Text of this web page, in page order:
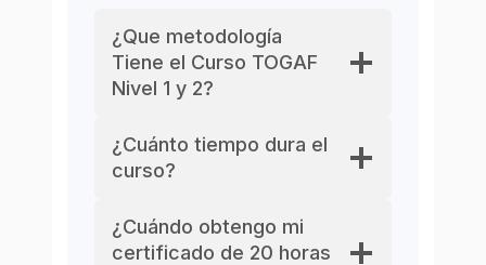
¿Que metodología
Tiene el Curso TOGAF
Nivel 1 y 2?
¿Cuánto tiempo dura el
curso?
¿Cuándo obtengo mi
certificado de 20 horas